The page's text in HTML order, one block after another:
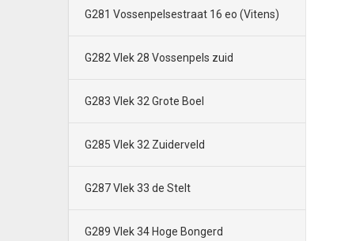
G281 Vossenpelsestraat 16 eo (Vitens)
G282 Vlek 28 Vossenpels zuid
G283 Vlek 32 Grote Boel
G285 Vlek 32 Zuiderveld
G287 Vlek 33 de Stelt
G289 Vlek 34 Hoge Bongerd